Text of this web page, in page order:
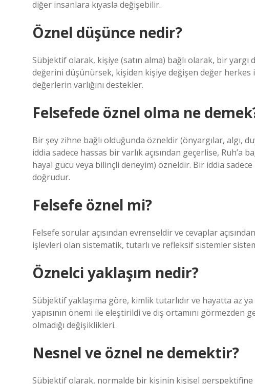
diğer insanlara kıyasla değişebilir.
Öznel düşünce nedir?
Sübjektif olarak, kişiye (satın alma) bağlı olarak, bir
değerini düşünürsek, kişiden kişiye değişen değer herkes
değerlerin varlığını destekler.
Felsefede öznel olma ne
Bir şey zihne bağlı olduğunda özneldir (önyargılar, algı,
iddia sadece hassas bir varlık açısından geçerlise, Ruh’a
hayal gücü veya bilinçli deneyim) özneldir. Bir iddia
doğrudur.
Felsefe öznel mi?
Felsefe sorular açısından evrenseldir ve cevaplar
işlevleri olan sistematik, tutarlı ve refleksif sistemler
Öznelci yaklaşım nedir?
Sübjektif yaklaşıma göre, kimlik tutarlıdır ve hayatta az
yapısının önemi ile eleştirildi ve dış ortamını
olmadığı değişiklikleri.
Nesnel ve öznel ne demektir?
Sübjektif olarak, normalde bir kişinin kişisel